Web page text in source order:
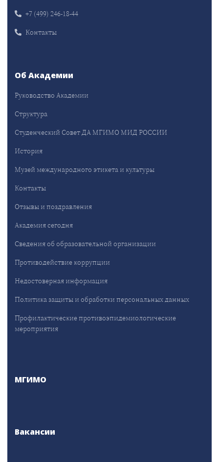
+7 (499) 246-18-44
Контакты
Об Академии
Руководство Академии
Структура
Студенческий Совет ДА МГИМО МИД РОССИИ
История
Музей международного этикета и культуры
Контакты
Отзывы и поздравления
Академия сегодня
Сведения об образовательной организации
Противодействие коррупции
Недостоверная информация
Политика защиты и обработки персональных данных
Профилактические противоэпидемиологические
мероприятия
МГИМО
Вакансии